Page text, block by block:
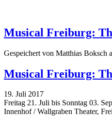
Musical Freiburg:
Gespeichert von Matthias Boksch
Musical Freiburg:
19. Juli 2017
Freitag 21. Juli bis Sonntag 03.
Innenhof / Wallgraben Theater,